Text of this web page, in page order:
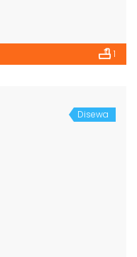
1
Disewa